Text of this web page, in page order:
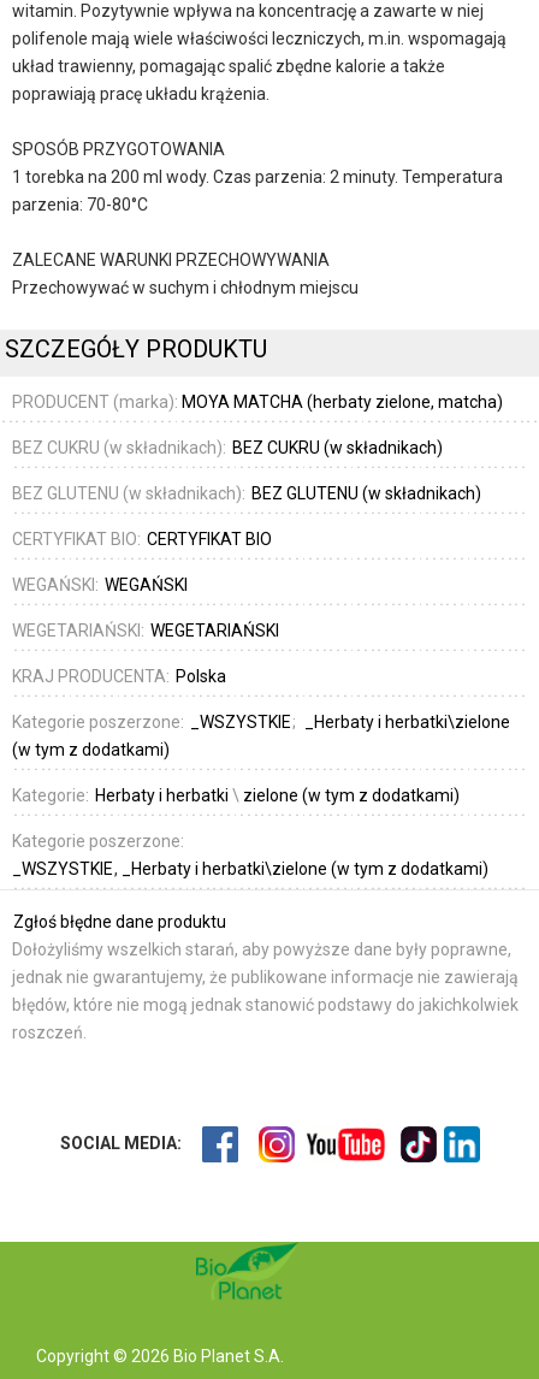
witamin. Pozytywnie wpływa na koncentrację a zawarte w niej
polifenole mają wiele właściwości leczniczych, m.in. wspomagają
układ trawienny, pomagając spalić zbędne kalorie a także
poprawiają pracę układu krążenia.
SPOSÓB PRZYGOTOWANIA
1 torebka na 200 ml wody. Czas parzenia: 2 minuty. Temperatura
parzenia: 70-80°C
ZALECANE WARUNKI PRZECHOWYWANIA
Przechowywać w suchym i chłodnym miejscu
SZCZEGÓŁY PRODUKTU
PRODUCENT (marka): MOYA MATCHA (herbaty zielone, matcha)
BEZ CUKRU (w składnikach): BEZ CUKRU (w składnikach)
BEZ GLUTENU (w składnikach): BEZ GLUTENU (w składnikach)
CERTYFIKAT BIO: CERTYFIKAT BIO
WEGAŃSKI: WEGAŃSKI
WEGETARIAŃSKI: WEGETARIAŃSKI
KRAJ PRODUCENTA: Polska
Kategorie poszerzone: _WSZYSTKIE
_Herbaty i herbatki\zielone
(w tym z dodatkami)
Kategorie: Herbaty i herbatki \ zielone (w tym z dodatkami)
Kategorie poszerzone:
_WSZYSTKIE
_Herbaty i herbatki\zielone (w tym z dodatkami)
Zgłoś błędne dane produktu
Dołożyliśmy wszelkich starań, aby powyższe dane były poprawne,
jednak nie gwarantujemy, że publikowane informacje nie zawierają
błędów, które nie mogą jednak stanowić podstawy do jakichkolwiek
roszczeń.
SOCIAL MEDIA:
Copyright © 2026 Bio Planet S.A.